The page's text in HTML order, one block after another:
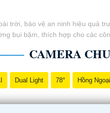
trời, bảo vệ an ninh hiệu quả
bụi bặm, thích hợp cho các
CAMERA
Dual Light 78° Hồng Ngoại